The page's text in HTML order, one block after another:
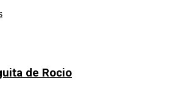
de Rocio